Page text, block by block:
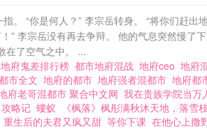
“你是何人？” 李宗岳转身。 “将你们赶出地
李宗岳没有再去争辩。 他的气息突然慢了
在了空气之中。 ...
府鬼差排行榜 都市地府混战 地府ceo 地府
市全文 地府的都市 地府强者混都市 地府都
府老哥混都市 聚合中文网 我在贵族学院当万
略记 螻蚁 《枫落》枫彤满秋沐天地，落雪
重生后的夫君又疯又甜 等你下课 在他心上撒